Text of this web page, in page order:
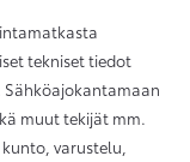
tekniset tiedot
Sähköajokantamaan
muut tekijät mm.
varustelu,